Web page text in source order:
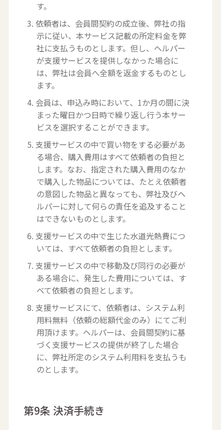
す。
3. 依頼者は、会員間契約の成立後、弊社の指
示に従い、本サービス記載の所定料金を弊
社に支払うものとします。但し、ヘルパー
が支援サービスを提供しなかった場合に
は、弊社は会員へ全額を返金するものとし
ます。
4. 会員は、申込み時において、1か月の間に決
まった曜日かつ日時で繰り返し行う本サー
ビスを選択することができます。
5. 支援サービスの中で買い物をする必要があ
る場合、購入費用はすべて依頼者の負担と
します。なお、指定された購入費用のなか
で購入した物品については、たとえ依頼者
の意図した物品と異なっても、弊社及びヘ
ルパーに対して何らの責任を追及すること
はできないものとします。
6. 支援サービスの中で生じた水道光熱費につ
いては、すべて依頼者の負担とします。
7. 支援サービスの中で移動及び同行の必要が
ある場合に、発生した費用については、す
べて依頼者の負担とします。
8. 支援サービスにて、依頼者は、システム利
用料無料（依頼の総額代金のみ）にてご利
用頂けます。ヘルパーは、会員間契約に基
づく支援サービスの提供が終了した場合
に、弊社所定のシステム利用料を支払うも
のとします。
第9条 決済手続き